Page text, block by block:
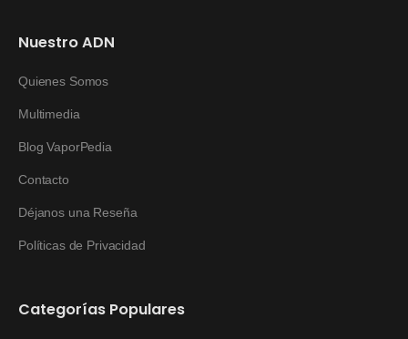
Nuestro ADN
Quienes Somos
Multimedia
Blog VaporPedia
Contacto
Déjanos una Reseña
Políticas de Privacidad
Categorías Populares